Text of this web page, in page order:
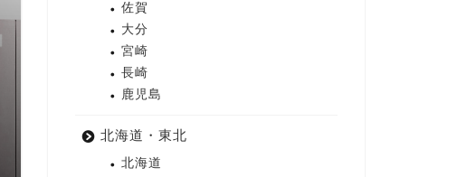
佐賀
大分
宮崎
長崎
鹿児島
北海道・東北
北海道